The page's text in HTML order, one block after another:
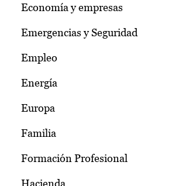
Economía y empresas
Emergencias y Seguridad
Empleo
Energía
Europa
Familia
Formación Profesional
Hacienda